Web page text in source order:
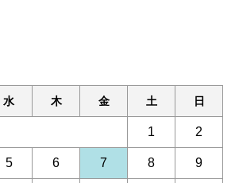
水 木 金 土 日
1 2
5 6 7 8 9